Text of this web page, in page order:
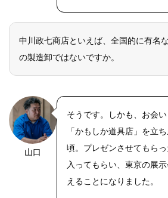
中川政七商店といえば、全国的に有名
の製造卸ではないですか。
https://riseph
山口
そうです。しかも、お会
「かもしか道具店」を立
頃。プレゼンさせてもら
入ってもらい、東京の展
えることになりました。